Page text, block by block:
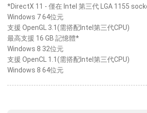
*DirectX 11 - 僅在 Intel 第三代 LGA 1155
Windows 7 64位元
支援 OpenGL 3.1(需搭配Intel第三代CPU)
最高支援 16 GB 記憶體*
Windows 8 32位元
支援 OpenCL 1.1(需搭配Intel第三代CPU)
Windows 8 64位元